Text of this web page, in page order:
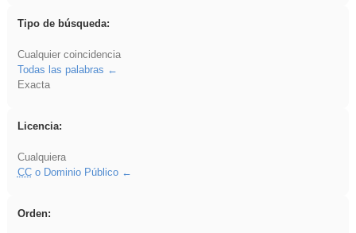
Tipo de búsqueda:
Cualquier coincidencia
Todas las palabras
Exacta
Licencia:
Cualquiera
CCo Dominio Público
Orden: